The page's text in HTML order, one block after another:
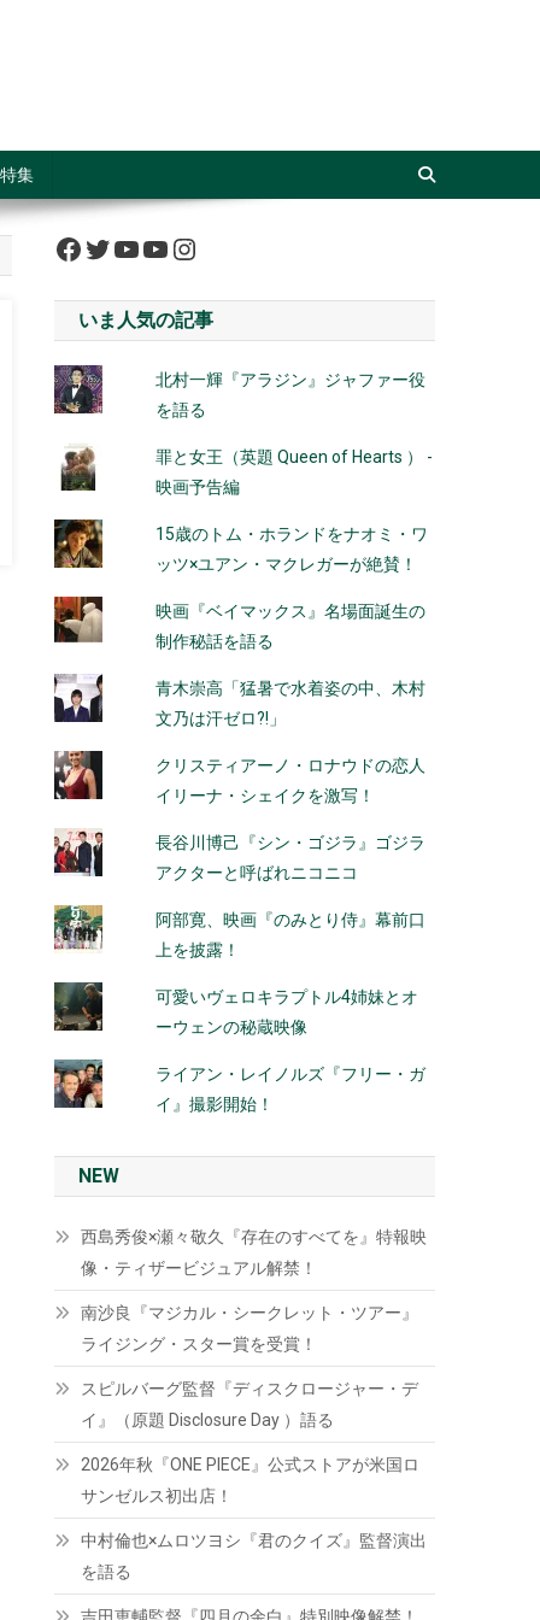
特集
Facebook
Twitter
YouTube
YouTube
Instagram
いま人気の記事
北村一輝『アラジン』ジャファー役
を語る
罪と女王（英題 Queen of Hearts ） -
映画予告編
15歳のトム・ホランドをナオミ・ワ
ッツ×ユアン・マクレガーが絶賛！
映画『ベイマックス』名場面誕生の
制作秘話を語る
青木崇高「猛暑で水着姿の中、木村
文乃は汗ゼロ?!」
クリスティアーノ・ロナウドの恋人
イリーナ・シェイクを激写！
長谷川博己『シン・ゴジラ』ゴジラ
アクターと呼ばれニコニコ
阿部寛、映画『のみとり侍』幕前口
上を披露！
可愛いヴェロキラプトル4姉妹とオ
ーウェンの秘蔵映像
ライアン・レイノルズ『フリー・ガ
イ』撮影開始！
NEW
西島秀俊×瀬々敬久『存在のすべてを』特報映
像・ティザービジュアル解禁！
南沙良『マジカル・シークレット・ツアー』
ライジング・スター賞を受賞！
スピルバーグ監督『ディスクロージャー・デ
イ』（原題 Disclosure Day ）語る
2026年秋『ONE PIECE』公式ストアが米国ロ
サンゼルス初出店！
中村倫也×ムロツヨシ『君のクイズ』監督演出
を語る